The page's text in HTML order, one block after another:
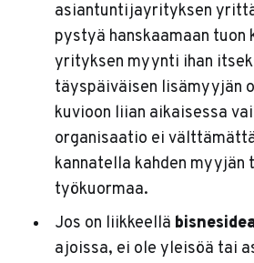
asiantuntijayrityksen
pystyä hanskaamaan tuon
yrityksen myynti ihan
täyspäiväisen lisämyyjän
kuvioon liian aikaisessa
organisaatio ei
kannatella kahden myyjän
työkuormaa.
Jos on liikkeellä
ajoissa, ei ole yleisöä tai